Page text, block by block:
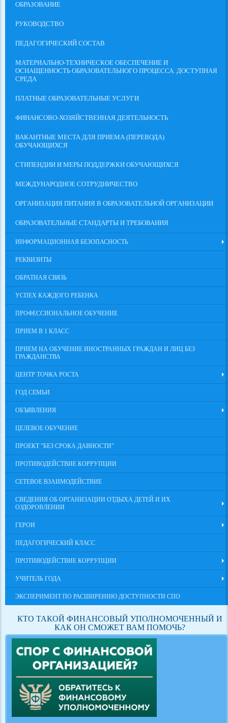
ОБРАЗОВАНИЕ
РУКОВОДСТВО
ПЕДАГОГИЧЕСКИЙ СОСТАВ
МАТЕРИАЛЬНО-ТЕХНИЧЕСКОЕ ОБЕСПЕЧЕНИЕ И
ОСНАЩЕННОСТЬ ОБРАЗОВАТЕЛЬНОГО ПРОЦЕССА. ДОСТУПНАЯ
СРЕДА
ПЛАТНЫЕ ОБРАЗОВАТЕЛЬНЫЕ УСЛУГИ
ФИНАНСОВО-ХОЗЯЙСТВЕННАЯ ДЕЯТЕЛЬНОСТЬ
ВАКАНТНЫЕ МЕСТА ДЛЯ ПРИЕМА (ПЕРЕВОДА)
ОБУЧАЮЩИХСЯ
СТИПЕНДИИ И МЕРЫ ПОДДЕРЖКИ ОБУЧАЮЩИХСЯ
МЕЖДУНАРОДНОЕ СОТРУДНИЧЕСТВО
ОРГАНИЗАЦИЯ ПИТАНИЯ В ОБРАЗОВАТЕЛЬНОЙ ОРГАНИЗАЦИИ
ОБРАЗОВАТЕЛЬНЫЕ СТАНДАРТЫ И ТРЕБОВАНИЯ
ИНФОРМАЦИОННАЯ БЕЗОПАСНОСТЬ
РЕКВИЗИТЫ
ОБРАТНАЯ СВЯЗЬ
УСПЕХ КАЖДОГО РЕБЕНКА
ПРОФЕССИОНАЛЬНОЕ ОБУЧЕНИЕ
ПРИЕМ В 1 КЛАСС
ПРИЕМ НА ОБУЧЕНИЕ ИНОСТРАННЫХ ГРАЖДАН И ЛИЦ БЕЗ
ГРАЖДАНСТВА
ЦЕНТР ТОЧКА РОСТА
ГОД СЕМЬИ
ОБЪЯВЛЕНИЯ
ЦЕЛЕВОЕ ОБУЧЕНИЕ
ПРОЕКТ "БЕЗ СРОКА ДАВНОСТИ"
ПРОТИВОДЕЙСТВИЕ КОРРУПЦИИ
СЕТЕВОЕ ВЗАИМОДЕЙСТВИЕ
СВЕДЕНИЯ ОБ ОРГАНИЗАЦИИ ОТДЫХА ДЕТЕЙ И ИХ
ОЗДОРОВЛЕНИИ
ГЕРОИ
ПЕДАГОГИЧЕСКИЙ КЛАСС
ПРОТИВОДЕЙСТВИЕ КОРРУПЦИИ
УЧИТЕЛЬ ГОДА
ЭКСПЕРИМЕНТ ПО РАСШИРЕНИЮ ДОСТУПНОСТИ СПО
КТО ТАКОЙ ФИНАНСОВЫЙ УПОЛНОМОЧЕННЫЙ И
КАК ОН СМОЖЕТ ВАМ ПОМОЧЬ?